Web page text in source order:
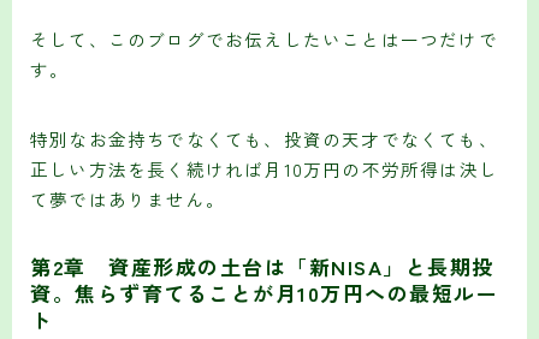
そして、このブログでお伝えしたいことは一つだけで
す。
特別なお金持ちでなくても、投資の天才でなくても、
正しい方法を長く続ければ月10万円の不労所得は決し
て夢ではありません。
第2章 資産形成の土台は「新NISA」と長期投
資。焦らず育てることが月10万円への最短ルー
ト